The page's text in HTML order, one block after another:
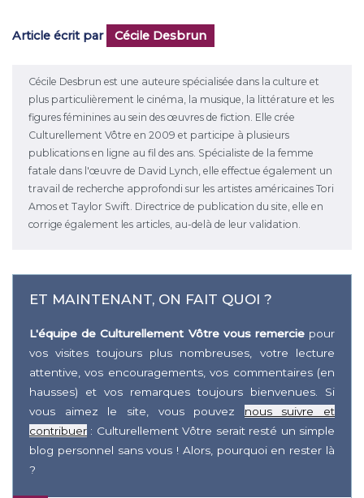
Article écrit par Cécile Desbrun
Cécile Desbrun est une auteure spécialisée dans la culture et
plus particulièrement le cinéma, la musique, la littérature et les
figures féminines au sein des œuvres de fiction. Elle crée
Culturellement Vôtre en 2009 et participe à plusieurs
publications en ligne au fil des ans. Spécialiste de la femme
fatale dans l'œuvre de David Lynch, elle effectue également un
travail de recherche approfondi sur les artistes américaines Tori
Amos et Taylor Swift. Directrice de publication du site, elle en
corrige également les articles, au-delà de leur validation.
ET MAINTENANT, ON FAIT QUOI ?
L'équipe de Culturellement Vôtre vous remerciepour
vos visites toujours plus nombreuses, votre lecture
attentive, vos encouragements, vos commentaires (en
hausses) et vos remarques toujours bienvenues. Si
vous aimez le site, vous pouvez nous suivre et
contribuer : Culturellement Vôtre serait resté un simple
blog personnel sans vous ! Alors, pourquoi en rester là
?